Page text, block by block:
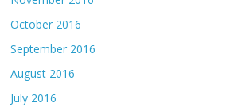
October 2016
September 2016
August 2016
July 2016